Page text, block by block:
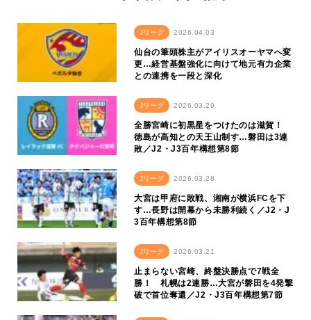
Jリーグ 2026.04.03
仙台の筆頭株主がアイリスオーヤマへ変
更…経営基盤強化に向けて地元有力企業
との連携を一段と深化
Jリーグ 2026.03.29
全勝宮崎に初黒星をつけたのは滋賀！
徳島が高知との天王山制す…磐田は3連
敗／J2・J3百年構想第8節
Jリーグ 2026.03.28
大宮は甲府に敗戦、湘南が横浜FCを下
す…長野は開幕から未勝利続く／J2・J
3百年構想第8節
Jリーグ 2026.03.21
止まらない宮崎、終盤決勝点で7戦全
勝！ 札幌は2連勝…大宮が磐田を4発撃
破で首位奪還／J2・J3百年構想第7節